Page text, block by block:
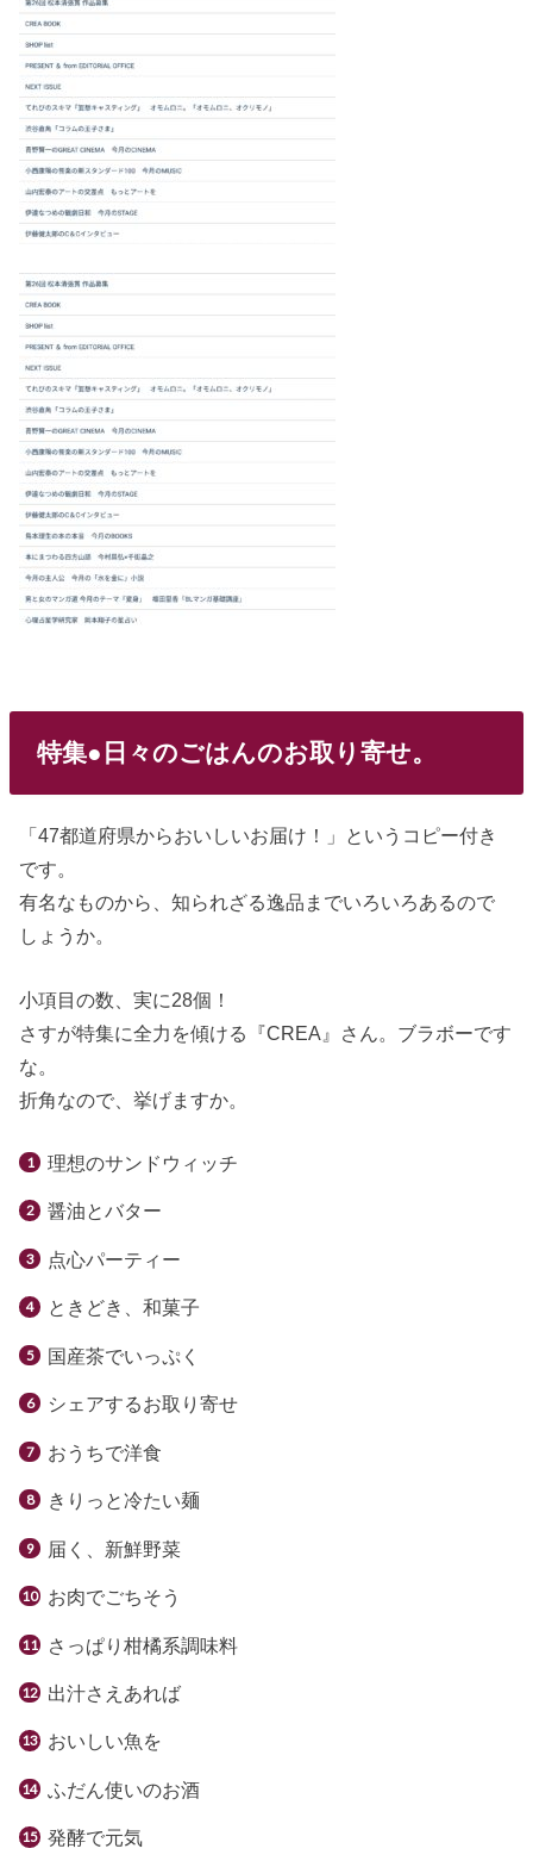
特集●日々のごはんのお取り寄せ。
「47都道府県からおいしいお届け！」というコピー付き
です。
有名なものから、知られざる逸品までいろいろあるので
しょうか。
小項目の数、実に28個！
さすが特集に全力を傾ける『CREA』さん。ブラボーです
な。
折角なので、挙げますか。
理想のサンドウィッチ
醤油とバター
点心パーティー
ときどき、和菓子
国産茶でいっぷく
シェアするお取り寄せ
おうちで洋食
きりっと冷たい麺
届く、新鮮野菜
お肉でごちそう
さっぱり柑橘系調味料
出汁さえあれば
おいしい魚を
ふだん使いのお酒
発酵で元気